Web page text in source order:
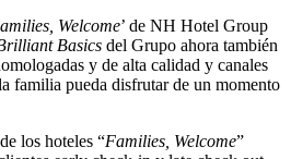
Welcome’ de NH Hotel Group
Basics del Grupo ahora también
y de alta calidad y canales
familia pueda disfrutar de un momento
los hoteles “Families, Welcome”